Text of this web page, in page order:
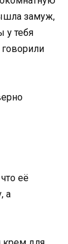
замуж,
у тебя
её
а